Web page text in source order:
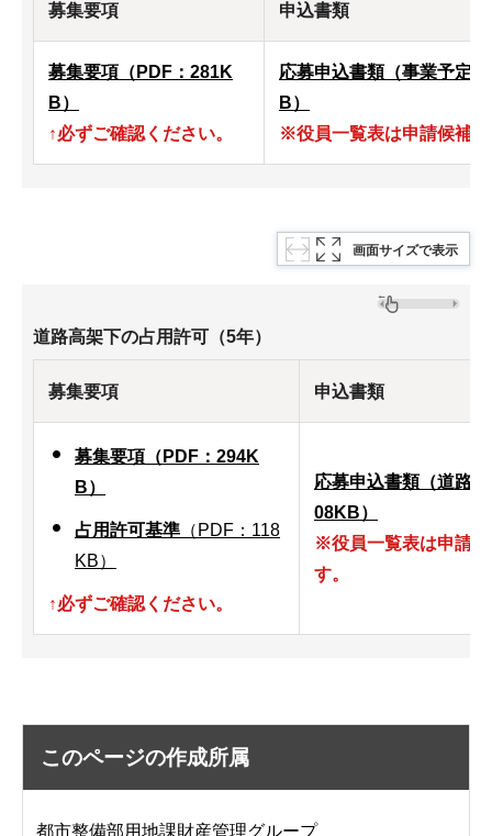
募集要項 申込書類
募集要項（PDF：281K
B）
↑必ずご確認ください。
応募申込書類（事業予定
B）
※役員一覧表は申請候補
画面サイズで表示
道路高架下の占用許可（5年）
募集要項 申込書類
募集要項（PDF：294K
B）
占用許可基準 （PDF：118
KB）
↑必ずご確認ください。
応募申込書類（道路
08KB）
※役員一覧表は申請
す。
このページの作成所属
都市整備部用地課財産管理グループ